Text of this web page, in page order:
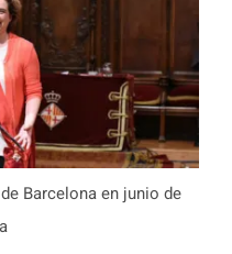
Barcelona en junio de